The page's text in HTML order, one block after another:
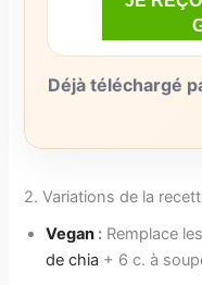
Déjà téléchargé
2. Variations de la
Vegan : Remplace
de chia + 6 c. à